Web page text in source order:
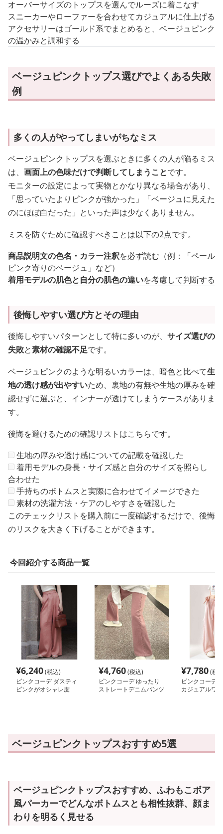
オーバーサイズのトップスを選んでルーズに着こなす
スニーカーやローファーを合わせてカジュアルに仕上げる
アクセサリーはゴールド系でまとめると、ベージュピンク
の温かみと調和する
ベージュピンクトップス選びでよくある失敗
例
多くの人がやってしまいがちなミス
ベージュピンクトップスを選ぶときに多くの人が陥るミス
は、 画面上の色味だけで判断してしまうことです。
モニターの設定によって実物とかなり異なる場合があり、
「思っていたよりピンクが強かった」「ベージュに見えた
のにほぼ白だった」といった声は少なくありません。
ミスを防ぐために確認すべきことは以下の2点です。
商品説明文の色名・カラー注釈を必ず読む（例：「ペール
ピンク寄りのベージュ」など）
着用モデルの肌色と自分の肌色の違いを考慮して判断する
後悔しやすい選び方とその理由
後悔しやすいパターンとして特に多いのが、 サイズ選びの
失敗と素材の確認不足です。
ベージュピンクのような明るいカラーは、暗色と比べて生
地の透け感が出やすいため、裏地の有無や生地の厚みを確
認せずに選ぶと、インナーが透けてしまうケースがありま
す。
後悔を避けるための確認リストはこちらです。
生地の厚みや透け感についての記載を確認した
着用モデルの身長・サイズ感と自分のサイズを照らし
合わせた
手持ちのボトムスと実際に合わせてイメージできた
素材の洗濯方法・ケアのしやすさを確認した
このチェックリストを購入前に一度確認するだけで、後悔
のリスクを大きく下げることができます。
今回紹介する商品一覧
¥6,240(税込)
ピンクコーデ ダスティ
ピンクがオシャレ度
¥4,760(税込)
ピンクコーデ ゆったり
ストレートデニムパンツ
¥7,780(税
ピンクコーデ
カジュアルワ
ベージュピンクトップスおすすめ5選
ベージュピンクトップスおすすめ、ふわもこボア
風パーカーでどんなボトムスとも相性抜群、顔ま
わりを明るく見せる